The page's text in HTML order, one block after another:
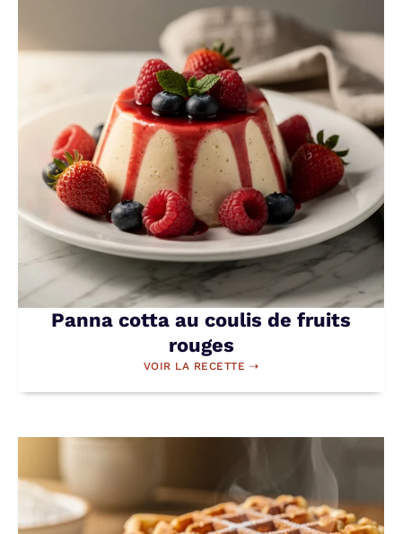
Panna cotta au coulis de fruits
rouges
VOIR LA RECETTE ⇢